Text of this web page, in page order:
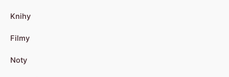
Knihy
Filmy
Noty